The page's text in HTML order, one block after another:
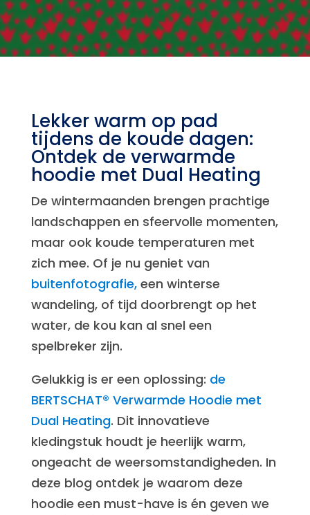
Lekker warm op pad
tijdens de koude dagen:
Ontdek de verwarmde
hoodie met Dual Heating
De wintermaanden brengen prachtige
landschappen en sfeervolle momenten,
maar ook koude temperaturen met
zich mee. Of je nu geniet van
buitenfotografie,een winterse
wandeling, of tijd doorbrengt op het
water, de kou kan al snel een
spelbreker zijn.
Gelukkig is er een oplossing: de
BERTSCHAT® Verwarmde Hoodie met
Dual Heating. Dit innovatieve
kledingstuk houdt je heerlijk warm,
ongeacht de weersomstandigheden. In
deze blog ontdek je waarom deze
hoodie een must-have is én geven we